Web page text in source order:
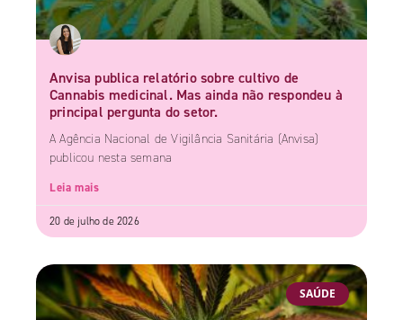
Anvisa publica relatório sobre cultivo de
Cannabis medicinal. Mas ainda não respondeu à
principal pergunta do setor.
A Agência Nacional de Vigilância Sanitária (Anvisa)
publicou nesta semana
Leia mais
20 de julho de 2026
SAÚDE